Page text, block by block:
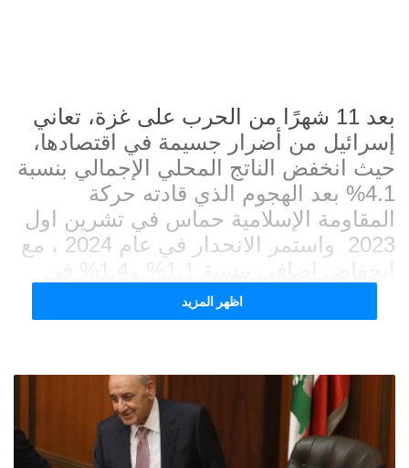
بعد 11 شهرًا من الحرب على غزة، تعاني
إسرائيل من أضرار جسيمة في اقتصادها،
حيث انخفض الناتج المحلي الإجمالي بنسبة
4.1% بعد الهجوم الذي قادته حركة
المقاومة الإسلامية حماس في تشرين اول
2023 واستمر الانحدار في عام 2024 ، مع
انخفاض إضافي بنسبة 1.1% و1.4% في
موقع “ذا كونفرسيشن” .
كان ذلك نتيجة حتمية للآثار طويلة الأمد
للحرب ، والتي أثرت على جميع القطاعات
الاقتصادية الإسرائيلية ، بما في ذلك
قطاعات البناء والزراعة والتكنولوجيا . أما
اظهر المزيد